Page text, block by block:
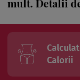
mult. Detalii
Calorii